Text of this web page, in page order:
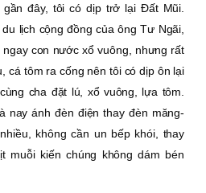
đây, tôi có dịp trở lại Ðất Mũi.
lịch cộng đồng của ông Tư Ngãi,
con nước xổ vuông, nhưng rất
cá tôm ra cống nên tôi có dịp ôn lại
cha đặt lú, xổ vuông, lựa tôm.
nay ánh đèn điện thay đèn măng-
không cần un bếp khói, thay
muỗi kiến chúng không dám bén